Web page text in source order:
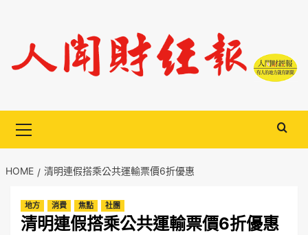
content
Menu
HOME 清明連假搭乘公共運輸票價6折優惠
地方 消費 焦點 社團
清明連假搭乘公共運輸票價6折優惠